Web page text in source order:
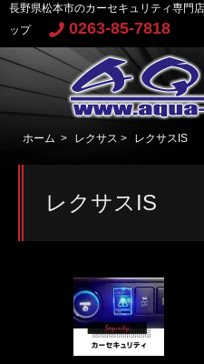
長野県松本市のカーセキュリティ専門
ップ
0263-85-7818
ホーム > レクサス > レクサスIS
レクサスIS